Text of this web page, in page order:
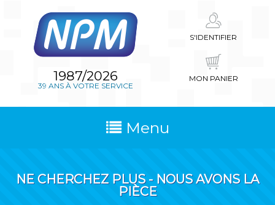
1987/2026
39 ANS À VOTRE SERVICE
S'IDENTIFIER
MON PANIER
Menu
NE CHERCHEZ PLUS - NOUS AVONS LA
PIÈCE